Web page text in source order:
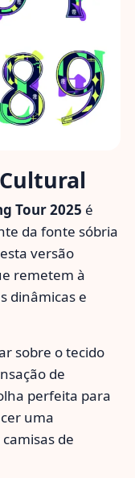
Tour 2025 é
da fonte sóbria
versão
remetem à
dinâmicas e
sobre o tecido
de
perfeita para
uma
de